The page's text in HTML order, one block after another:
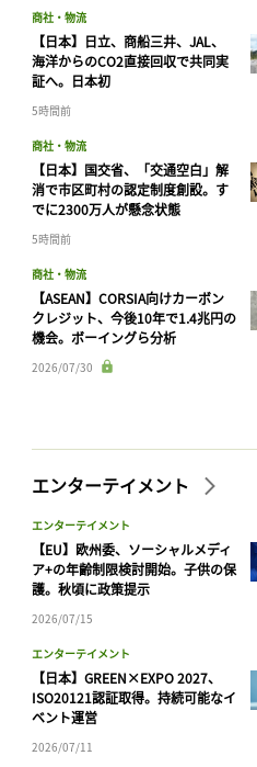
商社・物流
【日本】日立、商船三井、JAL、
海洋からのCO2直接回収で共同実
証へ。日本初
5時間前
商社・物流
【日本】国交省、「交通空白」解
消で市区町村の認定制度創設。す
でに2300万人が懸念状態
5時間前
商社・物流
【ASEAN】CORSIA向けカーボン
クレジット、今後10年で1.4兆円の
機会。ボーイングら分析
2026/07/30
エンターテイメント
エンターテイメント
【EU】欧州委、ソーシャルメディ
ア+の年齢制限検討開始。子供の保
護。秋頃に政策提示
2026/07/15
エンターテイメント
【日本】GREEN×EXPO 2027、
ISO20121認証取得。持続可能なイ
ベント運営
2026/07/11